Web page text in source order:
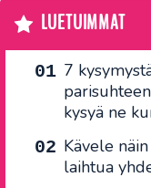
LUETUIMMAT
7
kysyä ne
Kävele
laihtua